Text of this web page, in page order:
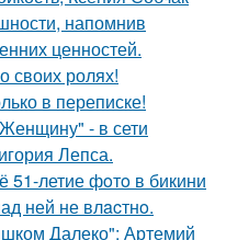
напомнив
ценностей.
своих ролях!
в переписке!
- в сети
Лепса.
51-летие фoтo в бикини
ней не влacтнo.
Далеко": Артемий